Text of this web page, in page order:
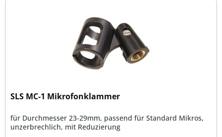
SLS MC-1 Mikrofonklammer
für Durchmesser 23-29mm, passend für Standard Mikros,
unzerbrechlich, mit Reduzierung